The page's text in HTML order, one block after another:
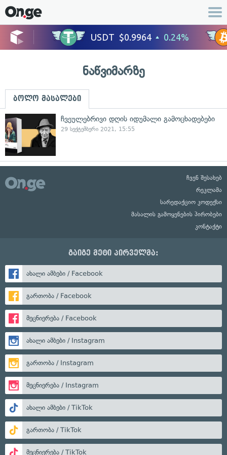
ნაწვიმარზე
ბოლო მასალები
ჩვეულებრივი დღის იდუმალი გამოცხადებები
29 სექტემბერი 2021, 15:55
ჩვენ შესახებ
რეკლამა
სარედაქციო კოდექსი
მასალის გამოყენების პირობები
კონტაქტი
გაიგე მეტი პირველმა:
ახალი ამბები / Facebook
გართობა / Facebook
მეცნიერება / Facebook
ახალი ამბები / Instagram
გართობა / Instagram
მეცნიერება / Instagram
ახალი ამბები / TikTok
გართობა / TikTok
მეცნიერება / TikTok